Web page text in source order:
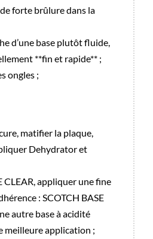
forte brûlure dans la
d’une base plutôt fluide,
**fin et rapide** ;
ongles ;
matifier la plaque,
Dehydrator et
CLEAR, appliquer une fine
: SCOTCH BASE
autre base à acidité
meilleure application ;